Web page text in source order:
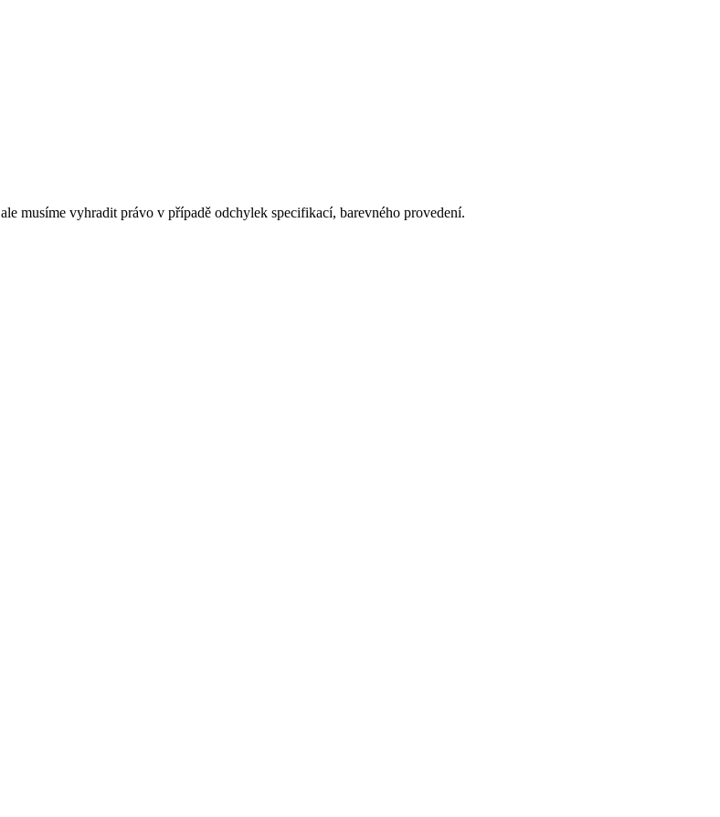
musíme vyhradit právo v případě odchylek specifikací, barevného provedení.